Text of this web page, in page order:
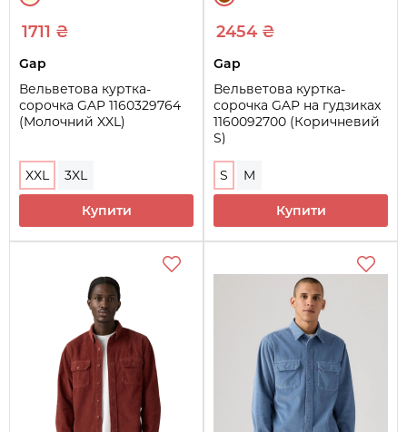
1711 ₴
Gap
Вельветова куртка-
сорочка GAP 1160329764
(Молочний XXL)
XXL 3XL
Купити
2454 ₴
Gap
Вельветова куртка-
сорочка GAP на гудзиках
1160092700 (Коричневий
S)
S M
Купити